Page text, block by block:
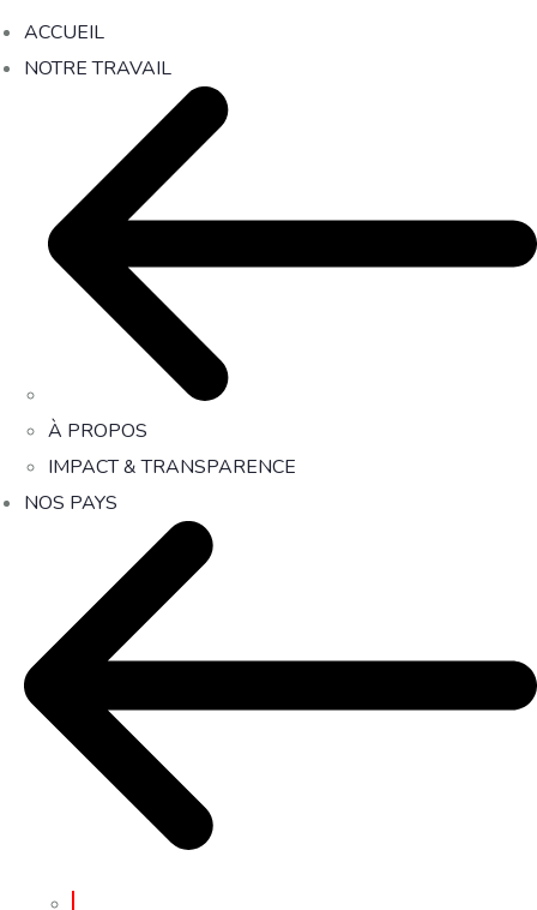
ACCUEIL
NOTRE TRAVAIL
À PROPOS
IMPACT & TRANSPARENCE
NOS PAYS